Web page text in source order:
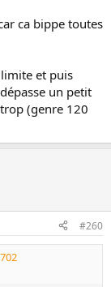
ca bippe toutes
et puis
un petit
(genre 120
#260